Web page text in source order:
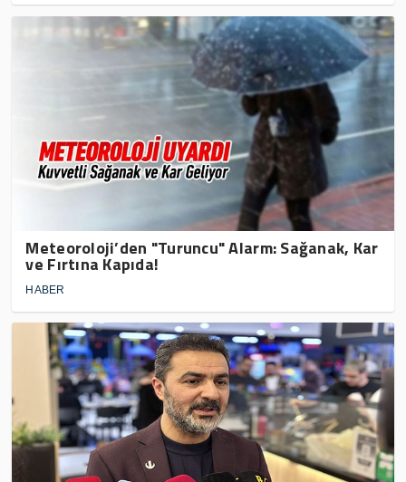
Meteoroloji’den "Turuncu" Alarm: Sağanak, Kar
ve Fırtına Kapıda!
HABER